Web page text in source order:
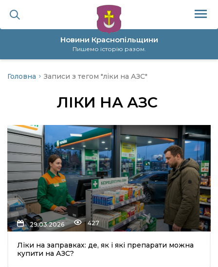
Новини Краснопільщини
Пишемо історію разом.
політика
Головна Записи з тегом "ліки на АЗС"
ЛІКИ НА АЗС
29.03.2026 427
Ліки на заправках: де, як і які препарати можна
купити на АЗС?